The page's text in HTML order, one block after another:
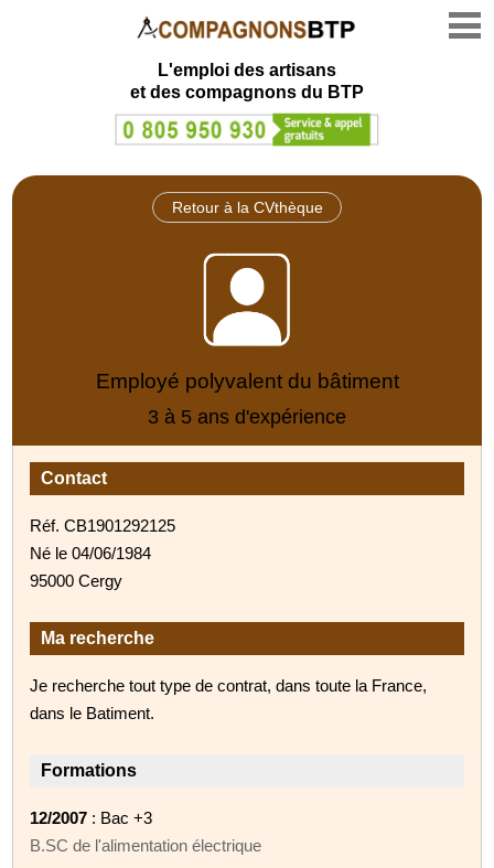
L'emploi des artisans
et des compagnons du BTP
Retour à la CVthèque
Employé polyvalent du bâtiment
3 à 5 ans d'expérience
Contact
Réf. CB1901292125
Né le 04/06/1984
95000 Cergy
Ma recherche
Je recherche tout type de contrat, dans toute la France,
dans le Batiment.
Formations
12/2007 : Bac +3
B.SC de l'alimentation électrique